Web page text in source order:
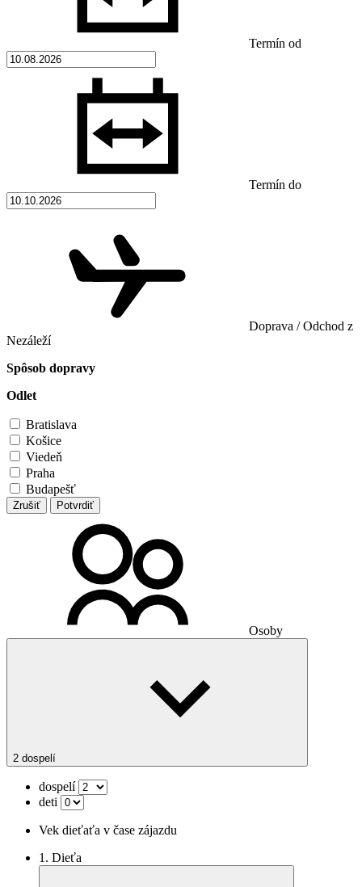
Termín od
Termín do
Doprava / Odchod z
Nezáleží
Spôsob dopravy
Odlet
Bratislava
Košice
Viedeň
Praha
Budapešť
Zrušiť Potvrdiť
Osoby
2 dospelí
dospelí
deti
Vek dieťaťa v čase zájazdu
1. Dieťa